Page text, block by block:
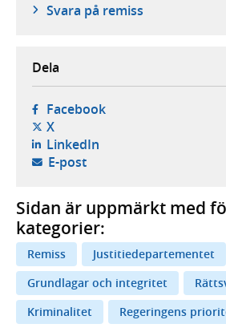
Svara på remiss
Dela
Facebook- öppnas i ny flik,
X- öppnas i ny flik, extern
LinkedIn- öppnas i ny flik,
E-post- öppnar din e-
Sidan är uppmärkt med
kategorier:
Remiss
Justitiedepartementet
Grundlagar och integritet
Kriminalitet
Regeringens